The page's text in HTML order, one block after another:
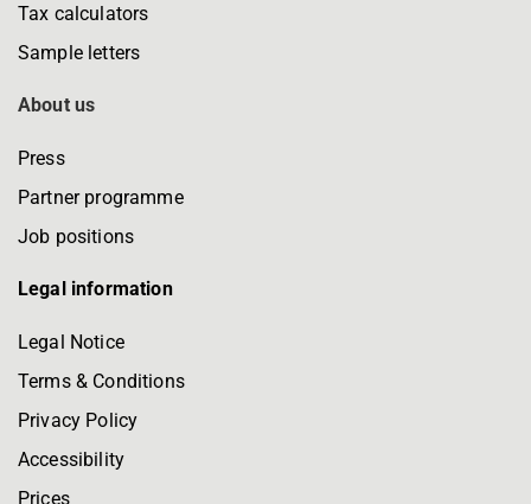
Tax calculators
Sample letters
About us
Press
Partner programme
Job positions
Legal information
Legal Notice
Terms & Conditions
Privacy Policy
Accessibility
Prices